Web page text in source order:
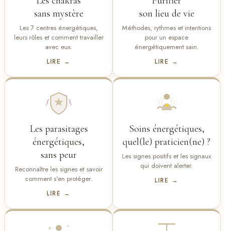
sans mystère
Les 7 centres énergétiques,
leurs rôles et comment travailler
avec eux.
LIRE →
son lieu de vie
Méthodes, rythmes et intentions
pour un espace
énergétiquement sain.
LIRE →
Les parasitages
énergétiques,
sans peur
Reconnaître les signes et savoir
comment s'en protéger.
LIRE →
Soins énergétiques,
quel(le) praticien(ne) ?
Les signes positifs et les signaux
qui doivent alerter.
LIRE →